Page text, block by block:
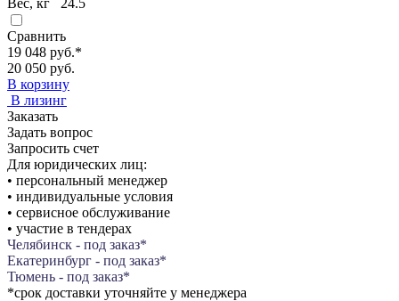
Сравнить
19 048 руб.*
20 050 руб.
В корзину
В лизинг
Заказать
Задать вопрос
Запросить счет
Для юридических лиц:
• персональный менеджер
• индивидуальные условия
• сервисное обслуживание
• участие в тендерах
Челябинск - под заказ*
Екатеринбург - под заказ*
Тюмень - под заказ*
*срок доставки уточняйте у менеджера